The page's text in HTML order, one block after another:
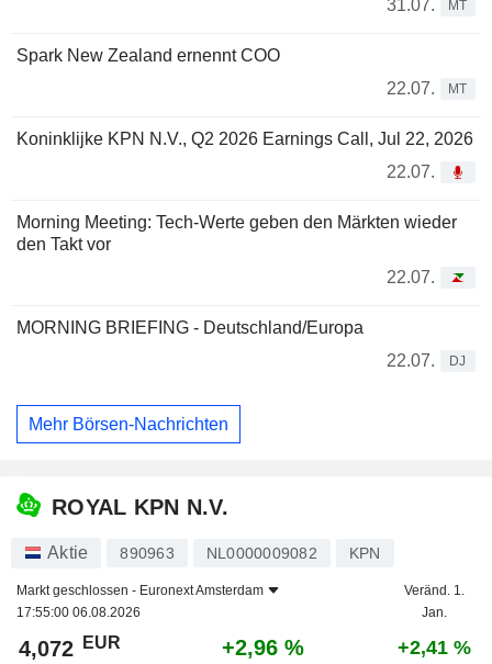
31.07.
MT
Spark New Zealand ernennt COO
22.07.
MT
Koninklijke KPN N.V., Q2 2026 Earnings Call, Jul 22, 2026
22.07.
Morning Meeting: Tech-Werte geben den Märkten wieder
den Takt vor
22.07.
MORNING BRIEFING - Deutschland/Europa
22.07.
DJ
Mehr Börsen-Nachrichten
ROYAL KPN N.V.
Aktie 890963 NL0000009082 KPN
Markt geschlossen - Euronext Amsterdam
17:55:00 06.08.2026
Veränd. 1.
Jan.
4,072 EUR +2,96 % +2,41 %